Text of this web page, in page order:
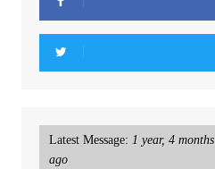
Latest Message: 1 year, 4 months
ago